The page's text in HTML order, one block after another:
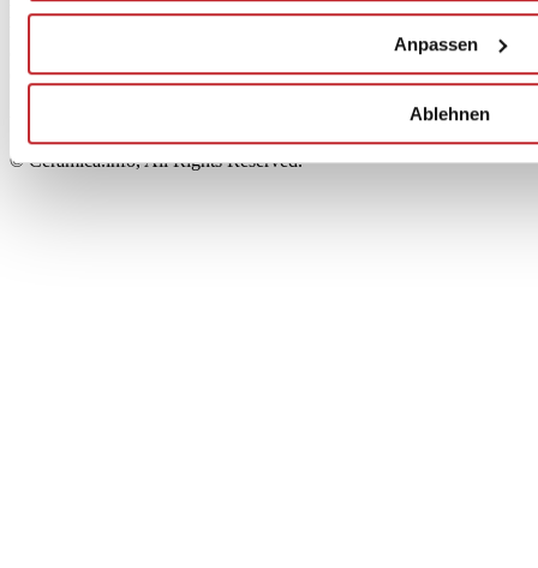
Anpassen
Ablehnen
Edi.Cer S.p.a. Società unipersonale
Viale Monte Santo, 40 - 41049 Sassuolo (MO) - Italy
Capitale Sociale: 2.500.000 euro - Codice fiscale e P.IVA
00853700367
© Ceramica.info, All Rights Reserved.